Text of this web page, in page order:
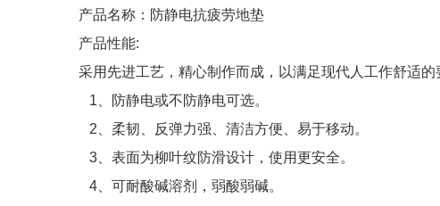
产品名称：防静电抗疲劳地垫
产品性能:
采用先进工艺，精心制作而成，以满足现代人工作舒适的
1、防静电或不防静电可选。
2、柔韧、反弹力强、清洁方便、易于移动。
3、表面为柳叶纹防滑设计，使用更安全。
4、可耐酸碱溶剂，弱酸弱碱。